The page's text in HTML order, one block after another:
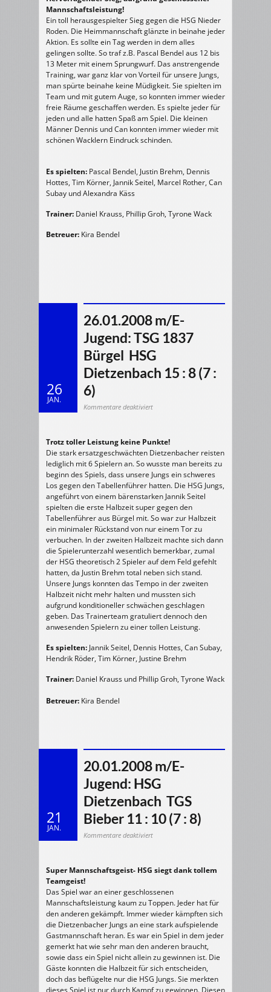
HSG
Roden
II
22
:
11
(13
:
5)
Mannschaftsleistung!
Ein toll herausgespielter Sieg gegen die HSG Nieder
Roden. Die Heimmannschaft glänzte in beinahe jeder
Aktion. Es sollte ein Tag werden in dem alles
gelingen sollte. So traf z.B. Pascal Bendel aus 12 bis
13 Meter mit einem Sprungwurf. Das anstrengende
Training, war ganz klar von Vorteil für unsere Jungs,
man spürte beinahe keine Müdigkeit. Sie spielten im
Team und mit gutem Auge, so konnten immer wieder
freie Räume geschaffen werden. Es spielte jeder für
jeden und alle hatten Spaß am Spiel. Die kleinen
Männer Dennis und Can konnten immer wieder mit
schönen Wacklern Eindruck schinden.
Es spielten: Pascal Bendel, Justin Brehm, Dennis
Hottes, Tim Körner, Jannik Seitel, Marcel Rother, Can
Subay und Alexandra Käss
Trainer: Daniel Krauss, Phillip Groh, Tyrone Wack
Betreuer: Kira Bendel
26
JAN.
26.01.2008 m/E-
Jugend: TSG 1837
Bürgel  HSG
Dietzenbach 15 : 8 (7 :
6)
Kommentare deaktiviertfür
Bürgel
HSG
Dietzenbach
15
:
8
(7
:
6)
Trotz toller Leistung keine Punkte!
Die stark ersatzgeschwächten Dietzenbacher reisten
lediglich mit 6 Spielern an. So wusste man bereits zu
beginn des Spiels, dass unsere Jungs ein schweres
Los gegen den Tabellenführer hatten. Die HSG Jungs,
angeführt von einem bärenstarken Jannik Seitel
spielten die erste Halbzeit super gegen den
Tabellenführer aus Bürgel mit. So war zur Halbzeit
ein minimaler Rückstand von nur einem Tor zu
verbuchen. In der zweiten Halbzeit machte sich dann
die Spielerunterzahl wesentlich bemerkbar, zumal
der HSG theoretisch 2 Spieler auf dem Feld gefehlt
hatten, da Justin Brehm total neben sich stand.
Unsere Jungs konnten das Tempo in der zweiten
Halbzeit nicht mehr halten und mussten sich
aufgrund konditioneller schwächen geschlagen
geben. Das Trainerteam gratuliert dennoch den
anwesenden Spielern zu einer tollen Leistung.
Es spielten: Jannik Seitel, Dennis Hottes, Can Subay,
Hendrik Röder, Tim Körner, Justine Brehm
Trainer: Daniel Krauss und Phillip Groh, Tyrone Wack
Betreuer: Kira Bendel
21
JAN.
20.01.2008 m/E-
Jugend: HSG
Dietzenbach  TGS
Bieber 11 : 10 (7 : 8)
Kommentare deaktiviertfür
11
:
10
(7
:
8)
Super Mannschaftsgeist- HSG siegt dank tollem
Teamgeist!
Das Spiel war an einer geschlossenen
Mannschaftsleistung kaum zu Toppen. Jeder hat für
den anderen gekämpft. Immer wieder kämpften sich
die Dietzenbacher Jungs an eine stark aufspielende
Gastmannschaft heran. Es war ein Spiel in dem jeder
gemerkt hat wie sehr man den anderen braucht,
sowie dass ein Spiel nicht allein zu gewinnen ist. Die
Gäste konnten die Halbzeit für sich entscheiden,
doch das beflügelte nur die HSG Jungs. Sie merkten
dieses Spiel ist nur durch Kampf zu gewinnen. Diesen